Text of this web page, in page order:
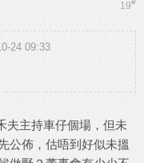
19#
24 09:33
夫主持車仔個場，但未
公佈，估唔到好似未搵